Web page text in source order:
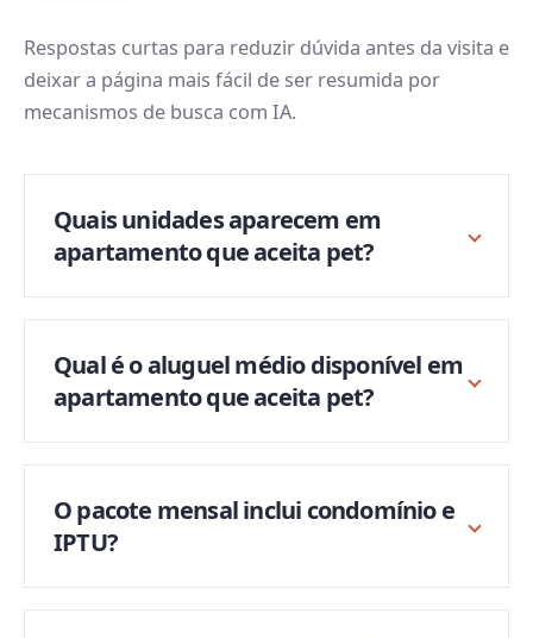
Respostas curtas para reduzir dúvida antes da visita e
deixar a página mais fácil de ser resumida por
mecanismos de busca com IA.
Quais unidades aparecem em
apartamento que aceita pet?
Qual é o aluguel médio disponível em
apartamento que aceita pet?
O pacote mensal inclui condomínio e
IPTU?